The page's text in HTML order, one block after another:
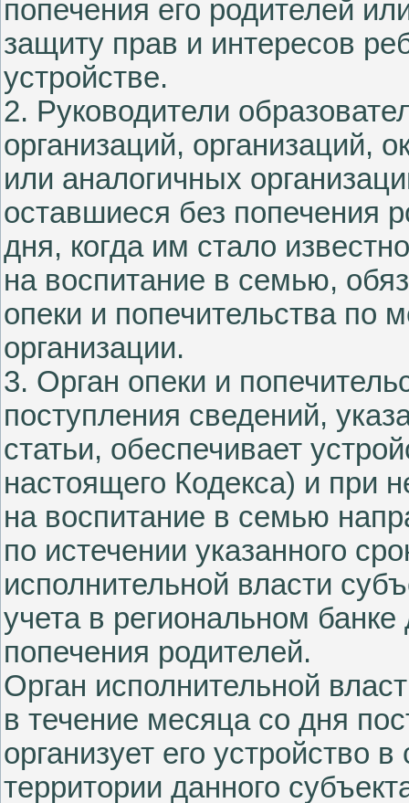
попечения его родителей
защиту прав и интересов
устройстве.
2. Руководители
организаций, организаций,
или аналогичных
оставшиеся без попечения
дня, когда им стало
на воспитание в семью,
опеки и попечительства по
организации.
3. Орган опеки и
поступления сведений,
статьи, обеспечивает
настоящего Кодекса) и при
на воспитание в семью
по истечении указанного
исполнительной власти
учета в региональном
попечения родителей.
Орган исполнительной
в течение месяца со дня
организует его
территории данного